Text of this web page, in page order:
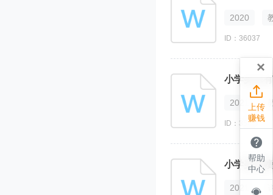
2020
ID：36037
小学美术
2021
ID：35422
小学美术
2021
×

上传
赚钱

帮助
中心